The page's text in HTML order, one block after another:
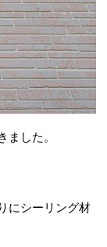
ました。
にシーリング材